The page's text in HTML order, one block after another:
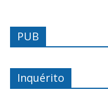
PUB
Inquérito